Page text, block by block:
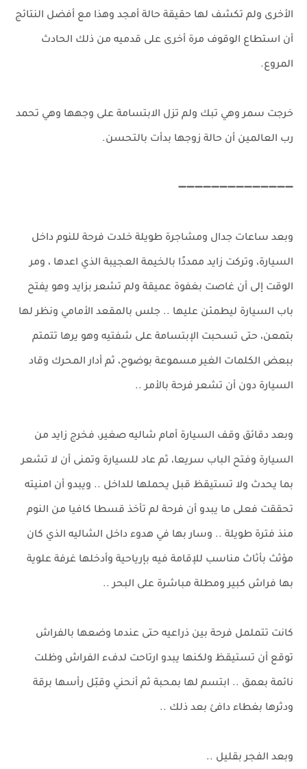
الأخرى ولم تكشف لها حقيقة حالة أمجد وهذا مع أفضل النتائج
أن استطاع الوقوف مرة أخرى على قدميه من ذلك الحادث
المروع.
خرجت سمر وهي تبك ولم تزل الابتسامة على وجهها وهي تحمد
رب العالمين أن حالة زوجها بدأت بالتحسن.
➖➖➖➖➖➖➖➖➖➖➖➖➖➖
وبعد ساعات جدال ومشاجرة طويلة خلدت فرحة للنوم داخل
السيارة، وتركت زايد ممددًا بالخيمة العجيبة الذي اعدها ، ومر
الوقت إلى أن غاصت بغفوة عميقة ولم تشعر بزايد وهو يفتح
باب السيارة ليطمئن عليها .. جلس بالمقعد الأمامي ونظر لها
بتمعن، حتى تسحبت الإبتسامة على شفتيه وهو يرها تتمتم
ببعض الكلمات الغير مسموعة بوضوح، ثم أدار المحرك وقاد
السيارة دون أن تشعر فرحة بالأمر ..
وبعد دقائق وقف السيارة أمام شاليه صغير، فخرج زايد من
السيارة وفتح الباب سريعا، ثم عاد للسيارة وتمنى أن لا تشعر
بما يحدث ولا تستيقظ قبل يحملها للداخل .. ويبدو أن امنيته
تحققت فعلى ما يبدو أن فرحة لم تأخذ قسطا كافيا من النوم
منذ فترة طويلة .. وسار بها في هدوء داخل الشاليه الذي كان
مؤثث بأثاث مناسب للإقامة فيه بإرياحية وأدخلها غرفة علوية
بها فراش كبير ومطلة مباشرة على البحر ..
كانت تتململ فرحة بين ذراعيه حتى عندما وضعها بالفراش
توقع أن تستيقظ ولكنها يبدو ارتاحت لدفء الفراش وظلت
نائمة بعمق .. ابتسم لها بمحبة ثم أنحني وقبّل رأسها برقة
ودثرها بغطاء دافئ بعد ذلك ..
وبعد الفجر بقليل ..